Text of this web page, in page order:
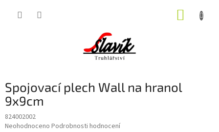
Spojovací plech Wall na hranol
9x9cm
824002002
Průměrné
Neohodnoceno Podrobnosti hodnocení